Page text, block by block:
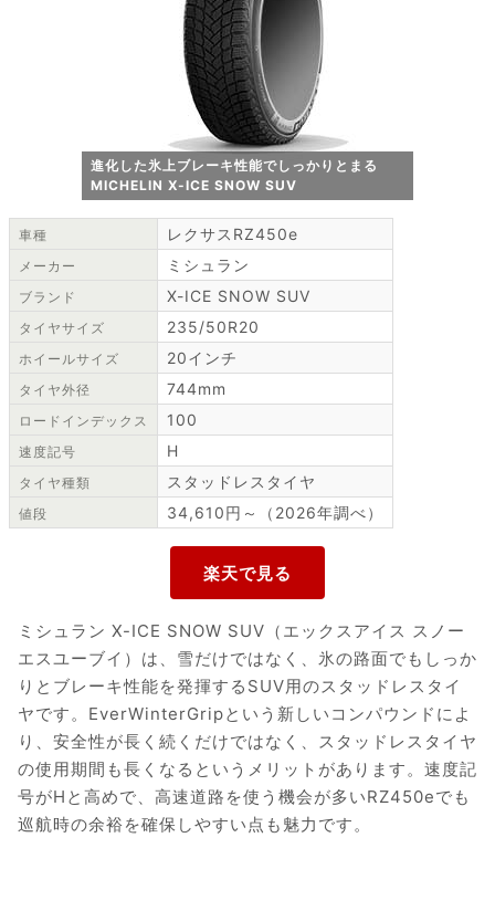
進化した氷上ブレーキ性能でしっかりとまる
MICHELIN X-ICE SNOW SUV
車種 レクサスRZ450e
メーカー ミシュラン
ブランド X-ICE SNOW SUV
タイヤサイズ 235/50R20
ホイールサイズ 20インチ
タイヤ外径 744mm
ロードインデックス 100
速度記号 H
タイヤ種類 スタッドレスタイヤ
値段 34,610円～（2026年調べ）
ミシュラン X-ICE SNOW SUV（エックスアイス スノー
エスユーブイ）は、雪だけではなく、氷の路面でもしっか
りとブレーキ性能を発揮するSUV用のスタッドレスタイ
ヤです。EverWinterGripという新しいコンパウンドによ
り、安全性が長く続くだけではなく、スタッドレスタイヤ
の使用期間も長くなるというメリットがあります。速度記
号がHと高めで、高速道路を使う機会が多いRZ450eでも
巡航時の余裕を確保しやすい点も魅力です。